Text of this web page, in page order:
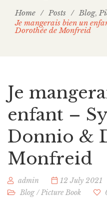
Home / Posts / Blog,
Je mangerais bien un
Dorothée de Monfreid
Je
enfant –
Donnio &
Monfreid
admin 12 July 2021
Blog /Picture Book